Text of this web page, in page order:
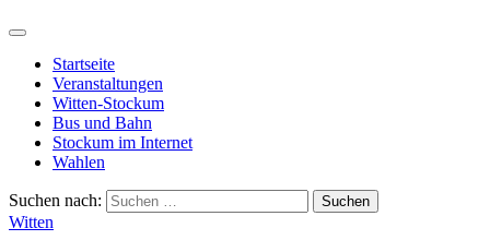
Startseite
Veranstaltungen
Witten-Stockum
Bus und Bahn
Stockum im Internet
Wahlen
Suchen nach:
Witten